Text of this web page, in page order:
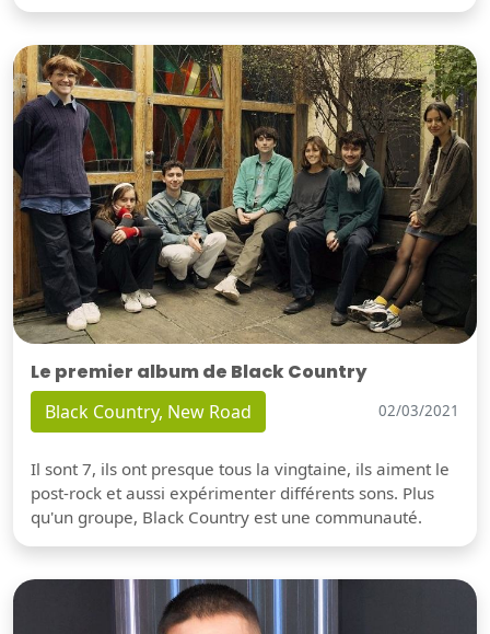
Le premier album de Black Country
Black Country, New Road 02/03/2021
Il sont 7, ils ont presque tous la vingtaine, ils aiment le
post-rock et aussi expérimenter différents sons. Plus
qu'un groupe, Black Country est une communauté.